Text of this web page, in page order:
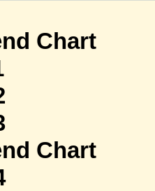
Chart
Chart